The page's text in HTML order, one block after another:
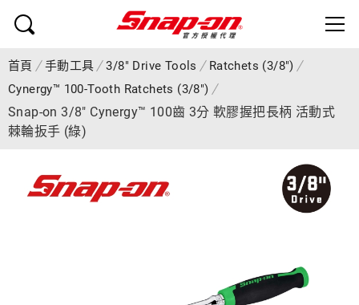
首頁 手動工具 3/8" Drive Tools
Ratchets (3/8")
Cynergy™ 100-Tooth Ratchets (3/8")
Snap-on 3/8" Cynergy™ 100齒 3分 軟膠握把長柄 活動式
棘輪扳手 (綠)